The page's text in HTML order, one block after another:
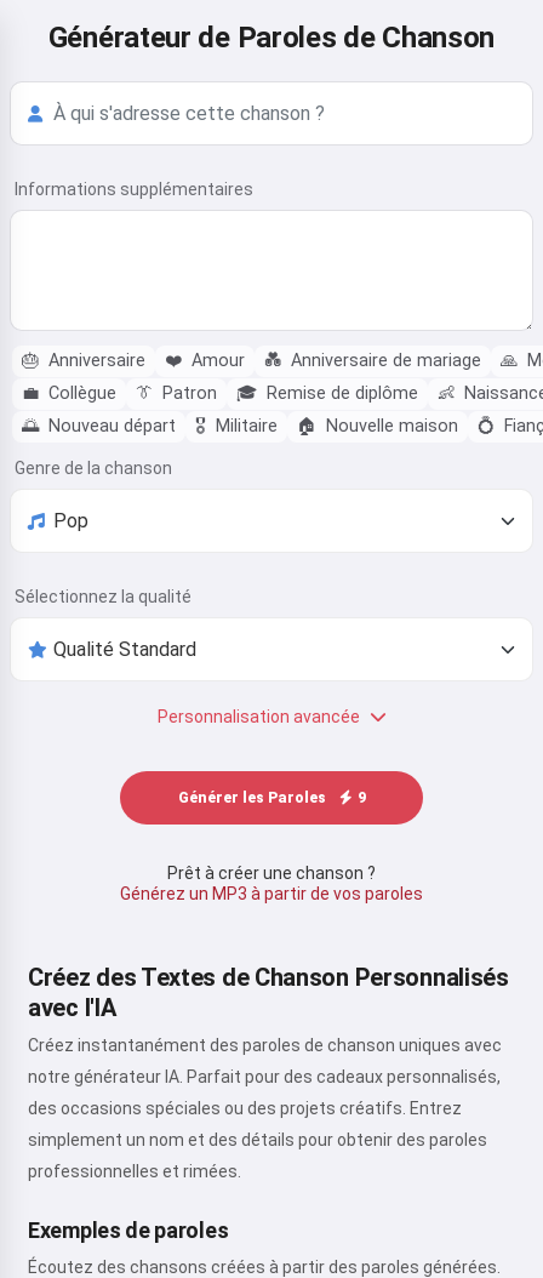
Générateur de Paroles de Chanson
Informations supplémentaires
🎂 Anniversaire ❤️ Amour 💑 Anniversaire de mariage 🙏
💼 Collègue 👔 Patron 🎓 Remise de diplôme 👶
🌅 Nouveau départ 🎖️ Militaire 🏠 Nouvelle maison 💍
Genre de la chanson
Sélectionnez la qualité
Personnalisation avancée
Générer les Paroles 9
Prêt à créer une chanson ?
Générez un MP3 à partir de vos paroles
Créez des Textes de Chanson Personnalisés
avec l'IA
Créez instantanément des paroles de chanson uniques avec
notre générateur IA. Parfait pour des cadeaux personnalisés,
des occasions spéciales ou des projets créatifs. Entrez
simplement un nom et des détails pour obtenir des paroles
professionnelles et rimées.
Exemples de paroles
Écoutez des chansons créées à partir des paroles générées.